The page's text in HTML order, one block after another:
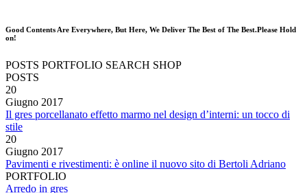
Good Contents Are Everywhere, But Here, We Deliver The Best of The Best.Please Hold
on!
POSTS PORTFOLIO SEARCH SHOP
POSTS
20
Giugno 2017
Il gres porcellanato effetto marmo nel design d’interni: un tocco di
stile
20
Giugno 2017
Pavimenti e rivestimenti: è online il nuovo sito di Bertoli Adriano
PORTFOLIO
Arredo in gres